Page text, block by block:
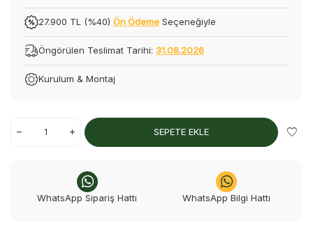
27.900 TL (%40) Ön Ödeme Seçeneğiyle
Öngörülen Teslimat Tarihi: 31.08.2026
Kurulum & Montaj
SEPETE EKLE
WhatsApp Sipariş Hattı WhatsApp Bilgi Hattı